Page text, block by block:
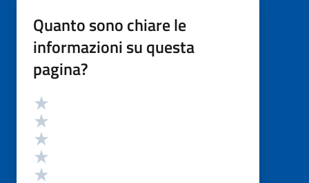
Quanto sono chiare le
informazioni su questa
pagina?
Valutazione